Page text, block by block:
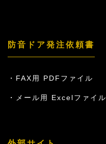
防音ドア発注依頼書
FAX用 PDFファイル
メール用 Excelファイル